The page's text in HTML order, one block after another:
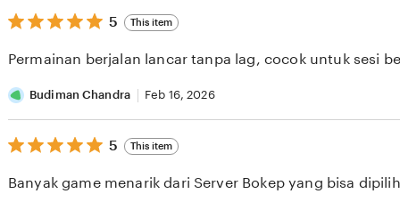
5
out
5
5 This item
Permainan berjalan lancar tanpa lag, cocok untuk sesi
Budiman Chandra Feb 16, 2026
5
out
5
5 This item
Banyak game menarik dari Server Bokep yang bisa